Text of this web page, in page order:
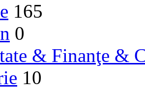
165
0
& Finanţe &
10